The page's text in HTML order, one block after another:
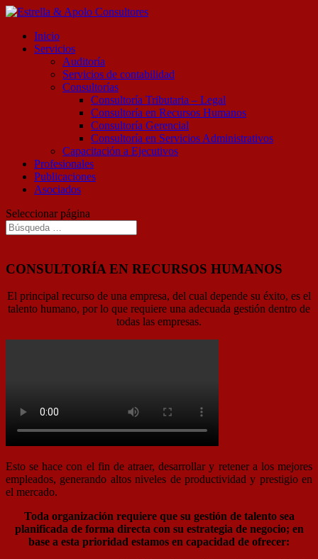
Inicio
Servicios
Auditoría
Servicios de contabilidad
Consultorías
Consultoría Tributaria – Legal
Consultoría en Recursos Humanos
Consultoría Gerencial
Consultoría en Servicios Administrativos
Capacitación a Ejecutivos
Profesionales
Publicaciones
Asociados
Seleccionar página
CONSULTORÍA EN RECURSOS HUMANOS
El principal recurso de una empresa, del cual depende su éxito, es el
talento humano, por lo que requiere una adecuada gestión dentro de
todas las empresas.
Esto se hace con el fin de atraer, desarrollar y retener a los mejores
empleados, generando altos niveles de productividad y prestigio en
el mercado.
Toda organización requiere que su gestión de talento sea
planificada de forma directa con su estrategia de negocio; en
base a esta prioridad estamos en capacidad de ofrecer: